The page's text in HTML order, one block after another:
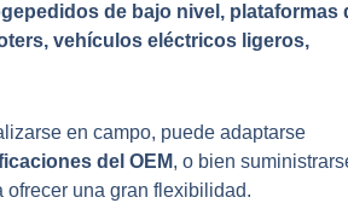
de bajo nivel, plataformas
vehículos eléctricos ligeros,
en campo, puede adaptarse
del OEM, o bien
ofrecer una gran flexibilidad.